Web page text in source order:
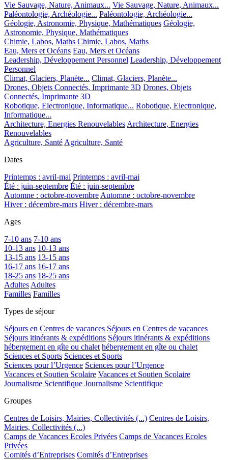
Vie Sauvage, Nature, Animaux... Vie Sauvage, Nature, Animaux...
Paléontologie, Archéologie... Paléontologie, Archéologie...
Géologie, Astronomie, Physique, Mathématiques Géologie,
Astronomie, Physique, Mathématiques
Chimie, Labos, Maths Chimie, Labos, Maths
Eau, Mers et Océans Eau, Mers et Océans
Leadership, Développement Personnel Leadership, Développement
Personnel
Climat, Glaciers, Planète... Climat, Glaciers, Planète...
Drones, Objets Connectés, Imprimante 3D Drones, Objets
Connectés, Imprimante 3D
Robotique, Electronique, Informatique... Robotique, Electronique,
Informatique...
Architecture, Energies RenouvelablesArchitecture, Energies
Renouvelables
Agriculture, SantéAgriculture, Santé
Dates
Printemps : avril-mai Printemps : avril-mai
Été : juin-septembre Été : juin-septembre
Automne : octobre-novembreAutomne : octobre-novembre
Hiver : décembre-mars Hiver : décembre-mars
Ages
7-10 ans 7-10 ans
10-13 ans 10-13 ans
13-15 ans 13-15 ans
16-17 ans 16-17 ans
18-25 ans 18-25 ans
AdultesAdultes
Familles Familles
Types de séjour
Séjours en Centres de vacances Séjours en Centres de vacances
Séjours itinérants & expéditions Séjours itinérants & expéditions
hébergement en gîte ou chalet hébergement en gîte ou chalet
Sciences et Sports Sciences et Sports
Sciences pour l’Urgence Sciences pour l’Urgence
Vacances et Soutien Scolaire Vacances et Soutien Scolaire
Journalisme Scientifique Journalisme Scientifique
Groupes
Centres de Loisirs, Mairies, Collectivités (...) Centres de Loisirs,
Mairies, Collectivités (...)
Camps de Vacances Ecoles Privées Camps de Vacances Ecoles
Privées
Comités d’Entreprises Comités d’Entreprises